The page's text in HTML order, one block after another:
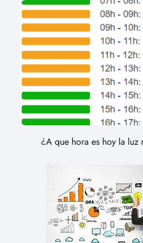
¿A que hora es hoy la luz